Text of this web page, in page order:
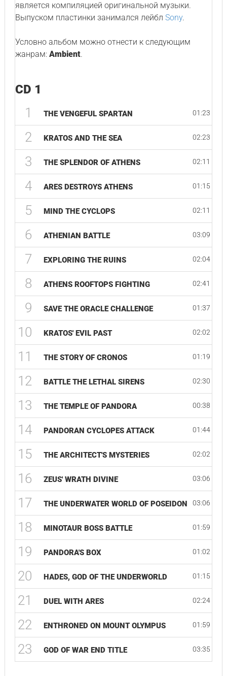
является компиляцией оригинальной музыки.
Выпуском пластинки занимался лейбл Sony.
Условно альбом можно отнести к следующим
жанрам: Ambient.
CD 1
1 THE VENGEFUL SPARTAN 01:23
2 KRATOS AND THE SEA 02:23
3 THE SPLENDOR OF ATHENS 02:11
4 ARES DESTROYS ATHENS 01:15
5 MIND THE CYCLOPS 02:11
6 ATHENIAN BATTLE 03:09
7 EXPLORING THE RUINS 02:04
8 ATHENS ROOFTOPS FIGHTING 02:41
9 SAVE THE ORACLE CHALLENGE 01:37
10 KRATOS' EVIL PAST 02:02
11 THE STORY OF CRONOS 01:19
12 BATTLE THE LETHAL SIRENS 02:30
13 THE TEMPLE OF PANDORA 00:38
14 PANDORAN CYCLOPES ATTACK 01:44
15 THE ARCHITECT'S MYSTERIES 02:02
16 ZEUS' WRATH DIVINE 03:06
17 THE UNDERWATER WORLD OF POSEIDON 03:06
18 MINOTAUR BOSS BATTLE 01:59
19 PANDORA'S BOX 01:02
20 HADES, GOD OF THE UNDERWORLD 01:15
21 DUEL WITH ARES 02:24
22 ENTHRONED ON MOUNT OLYMPUS 01:59
23 GOD OF WAR END TITLE 03:35